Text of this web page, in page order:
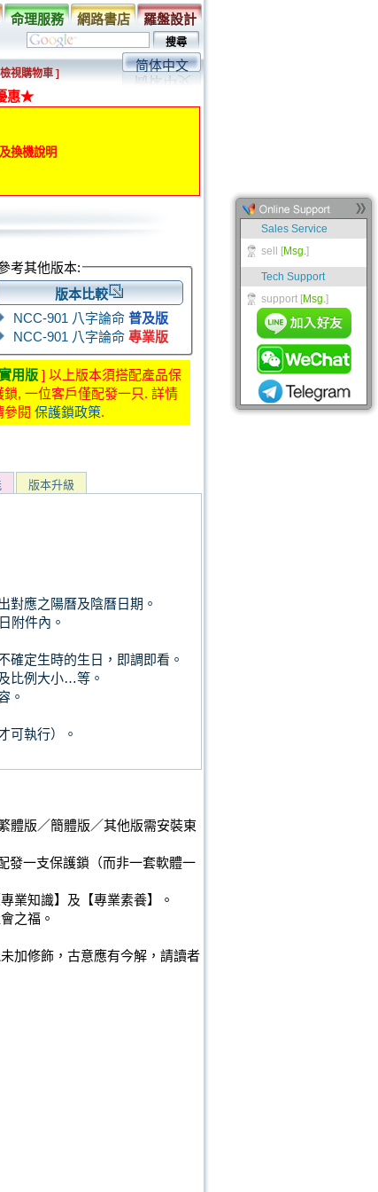
命理服務 網路書店 羅盤設計
視購物車 ]
简体中文
惠★
換機說明
考其他版本:
版本比較
NCC-901 八字論命普及版
NCC-901 八字論命專業版
用版 ] 以上版本須搭配產品保
鎖, 一位客戶僅配發一只. 詳情
參閱 保護鎖政策.
版本升級
對應之陽曆及陰曆日期。
附件內。
確定生時的生日，即調即看。
比例大小…等。
。
可執行）。
體版／簡體版／其他版需安裝東
發一支保護鎖（而非一套軟體一
業知識】及【專業素養】。
之福。
加修飾，古意應有今解，請讀者